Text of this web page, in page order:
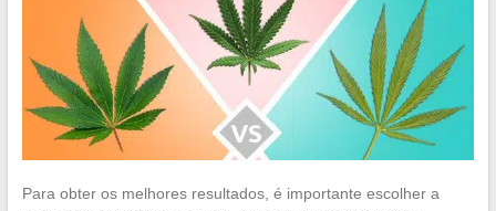
Para obter os melhores resultados, é importante escolher a